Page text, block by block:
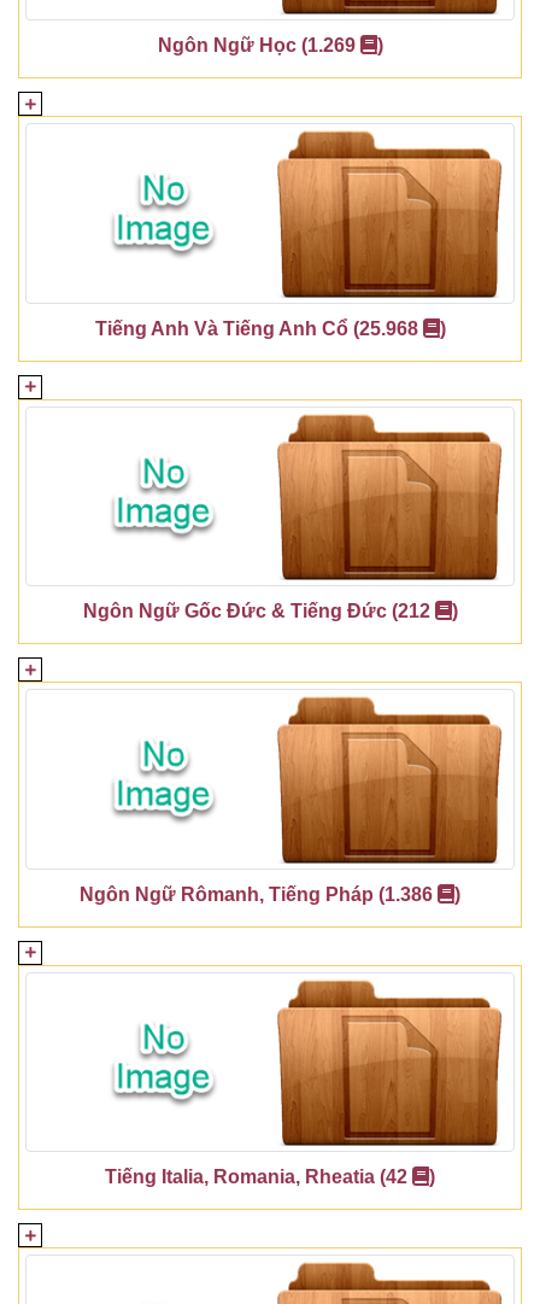
Ngôn Ngữ Học (1.269 )
Tiếng Anh Và Tiếng Anh Cổ (25.968 )
Ngôn Ngữ Gốc Đức & Tiếng Đức (212 )
Ngôn Ngữ Rômanh, Tiếng Pháp (1.386 )
Tiếng Italia, Romania, Rheatia (42 )